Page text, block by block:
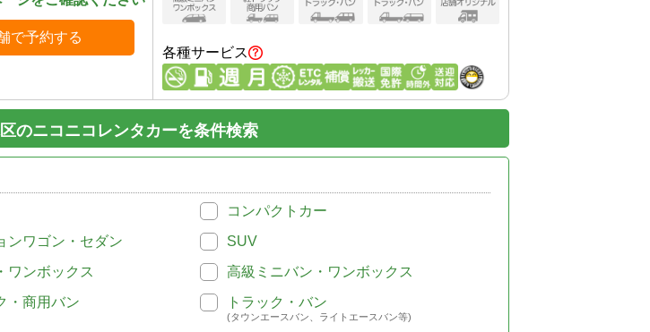
で予約する
各種サービス
のニコニコレンタカーを条件検索
コンパクトカー
ンワゴン・セダン
SUV
ワンボックス
高級ミニバン・ワンボックス
・商用バン
トラック・バン
(タウンエースバン、ライトエースバン等)